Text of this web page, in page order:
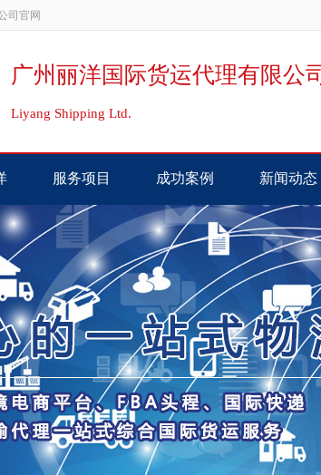
司官网
广州丽洋国际货运代理有限公司
Liyang Shipping Ltd.
服务项目 成功案例 新闻动态